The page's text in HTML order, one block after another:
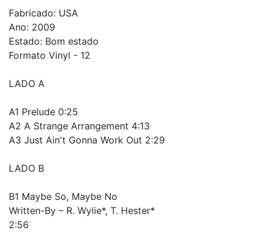
Fabricado: USA
Ano: 2009
Estado: Bom estado
Formato Vinyl - 12
LADO A
A1 Prelude 0:25
A2 A Strange Arrangement 4:13
A3 Just Ain't Gonna Work Out 2:29
LADO B
B1 Maybe So, Maybe No
Written-By – R. Wylie*, T. Hester*
2:56